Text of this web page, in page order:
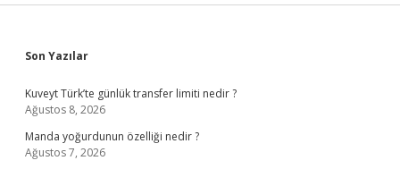
Sidebar
Son Yazılar
Kuveyt Türk’te günlük transfer limiti nedir ?
Ağustos 8, 2026
Manda yoğurdunun özelliği nedir ?
Ağustos 7, 2026